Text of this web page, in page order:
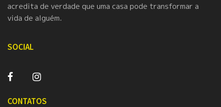
acredita de verdade que uma casa pode transformar a
vida de alguém.
SOCIAL
CONTATOS